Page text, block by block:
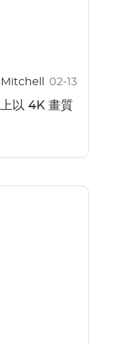
02-13
以 4K 畫質